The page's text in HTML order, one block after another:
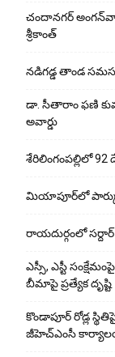
చందానగర్
శ్రీకాంత్
నడిగడ్డ తాండ
డా. సీతారాం ఫణి
అవార్డు
శేరిలింగంపల్లిలో
మియాపూర్‌లో
రాయదుర్గంలో
ఎస్సీ, ఎస్టీ
బీమాపై ప్రత్యేక దృష్టి
కొండాపూర్ రోడ్ల
జీహెచ్‌ఎంసీ